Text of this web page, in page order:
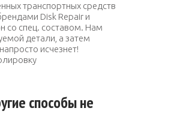
транспортных средств
Disk Repair и
со спец. составом. Нам
детали, а затем
исчезнет!
способы не